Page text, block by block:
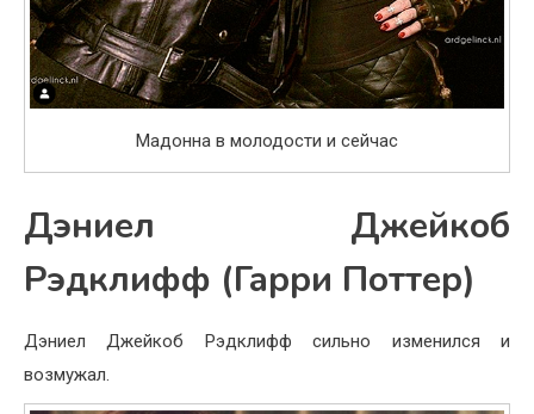
Мадонна в молодости и сейчас
Дэниел Джейкоб
Рэдклифф (Гарри Поттер)
Дэниел Джейкоб Рэдклифф сильно изменился и
возмужал.